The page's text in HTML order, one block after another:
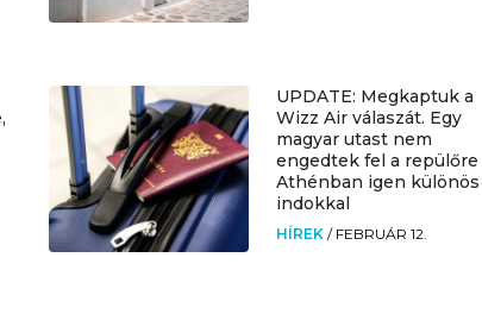
UPDATE: Megkaptuk a
Wizz Air válaszát. Egy
magyar utast nem
engedtek fel a repülőre
Athénban igen különös
indokkal
HÍREK / FEBRUÁR 12.